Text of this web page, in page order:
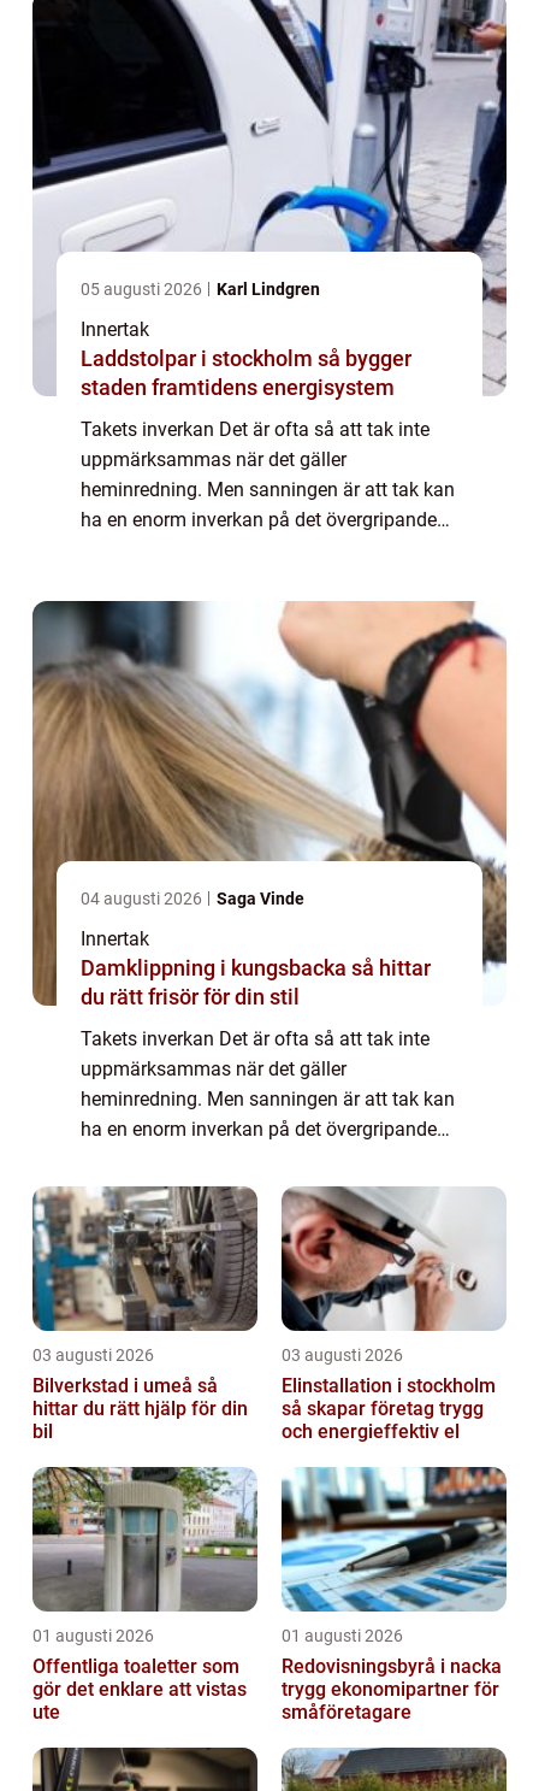
05 augusti 2026 Karl Lindgren
Innertak
Laddstolpar i stockholm så bygger
staden framtidens energisystem
Takets inverkan Det är ofta så att tak inte
uppmärksammas när det gäller
heminredning. Men sanningen är att tak kan
ha en enorm inverkan på det övergripande
i ett...
04 augusti 2026 Saga Vinde
Innertak
Damklippning i kungsbacka så hittar
du rätt frisör för din stil
Takets inverkan Det är ofta så att tak inte
uppmärksammas när det gäller
heminredning. Men sanningen är att tak kan
ha en enorm inverkan på det övergripande
att taken till och med kan påverka akustiken
i ett...
03 augusti 2026
Bilverkstad i umeå så
hittar du rätt hjälp för din
bil
03 augusti 2026
Elinstallation i stockholm
så skapar företag trygg
och energieffektiv el
01 augusti 2026
Offentliga toaletter som
gör det enklare att vistas
ute
01 augusti 2026
Redovisningsbyrå i nacka
trygg ekonomipartner för
småföretagare